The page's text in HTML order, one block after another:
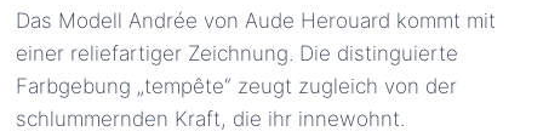
Das Modell Andrée von Aude Herouard kommt mit
einer reliefartiger Zeichnung. Die distinguierte
Farbgebung „tempête“ zeugt zugleich von der
schlummernden Kraft, die ihr innewohnt.